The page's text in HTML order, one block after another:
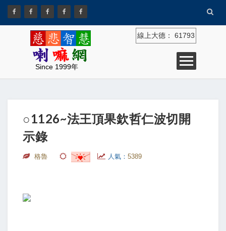
Since 1999年
線上大德： 61793
○1126~法王頂果欽哲仁波切開
示錄
格魯 人氣： 5389